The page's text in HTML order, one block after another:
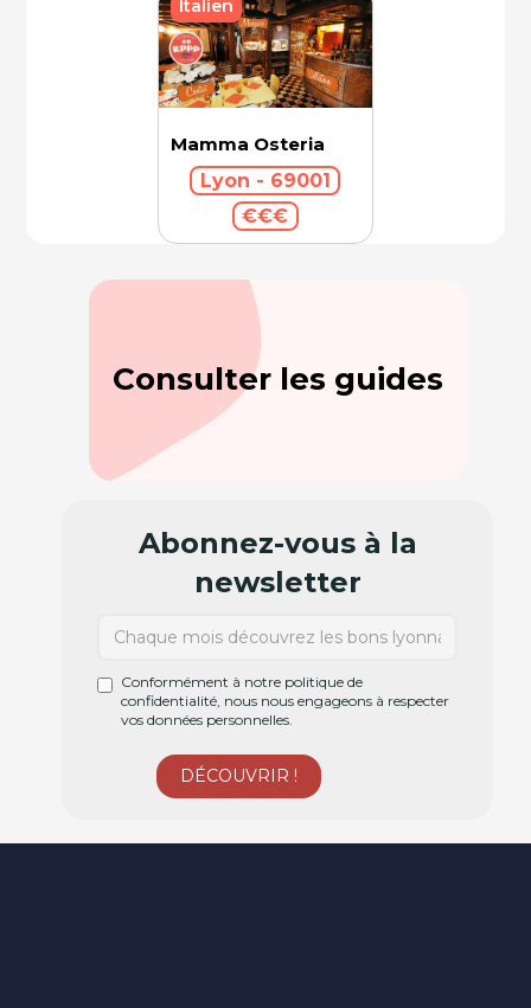
Mamma Osteria
Lyon - 69001
€€€
Italien
Consulter les guides
Abonnez-vous à la
newsletter
Conformément à notre politique de
confidentialité, nous nous engageons à respecter
vos données personnelles.